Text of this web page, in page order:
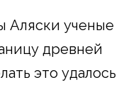
Аляски ученые
древней
это удалось